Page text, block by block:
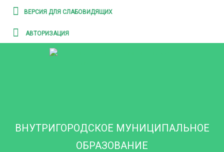
ВЕРСИЯ ДЛЯ СЛАБОВИДЯЩИХ
АВТОРИЗАЦИЯ
ВНУТРИГОРОДСКОЕ МУНИЦИПАЛЬНОЕ
ОБРАЗОВАНИЕ